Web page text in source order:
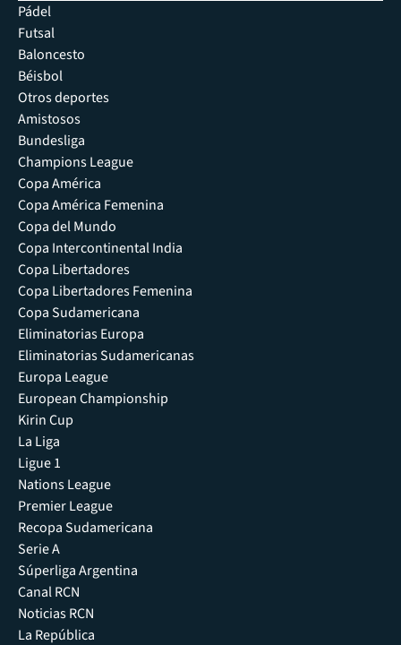
Pádel
Futsal
Baloncesto
Béisbol
Otros deportes
Amistosos
Bundesliga
Champions League
Copa América
Copa América Femenina
Copa del Mundo
Copa Intercontinental India
Copa Libertadores
Copa Libertadores Femenina
Copa Sudamericana
Eliminatorias Europa
Eliminatorias Sudamericanas
Europa League
European Championship
Kirin Cup
La Liga
Ligue 1
Nations League
Premier League
Recopa Sudamericana
Serie A
Súperliga Argentina
Canal RCN
Noticias RCN
La República